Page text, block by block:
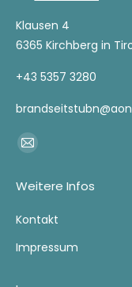
Klausen 4
6365 Kirchberg in
+43 5357 3280
Finden Sie uns auf:
E-
page
opens
new
Weitere Infos
Kontakt
Impressum